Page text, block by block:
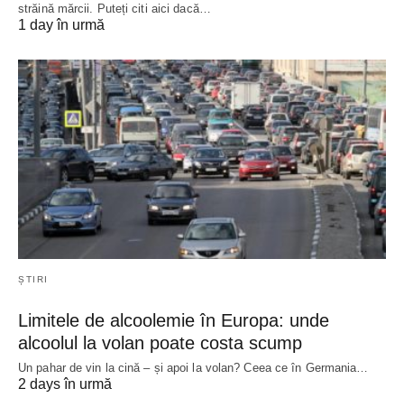
străină mărcii. Puteți citi aici dacă…
1 day în urmă
ȘTIRI
Limitele de alcoolemie în Europa: unde
alcoolul la volan poate costa scump
Un pahar de vin la cină – și apoi la volan? Ceea ce în Germania…
2 days în urmă